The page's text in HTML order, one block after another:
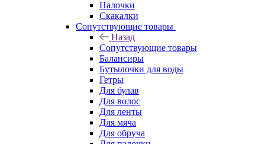
Палочки
Скакалки
Сопутствующие товары
Назад
Сопутствующие товары
Балансиры
Бутылочки для воды
Гетры
Для булав
Для волос
Для ленты
Для мяча
Для обруча